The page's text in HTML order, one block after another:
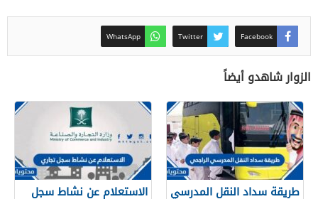
Facebook
Twitter
WhatsApp
الزوار شاهدو أيضاً
طريقة سداد النقل المدرسي
الاستعلام عن نشاط سجل